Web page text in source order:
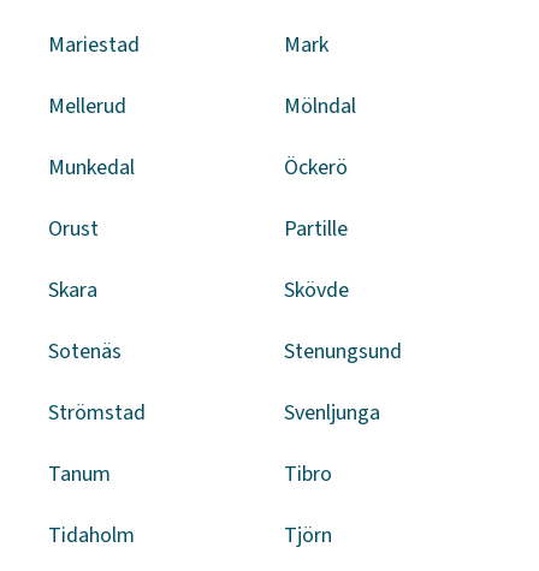
Mariestad Mark
Mellerud Mölndal
Munkedal Öckerö
Orust Partille
Skara Skövde
Sotenäs Stenungsund
Strömstad Svenljunga
Tanum Tibro
Tidaholm Tjörn